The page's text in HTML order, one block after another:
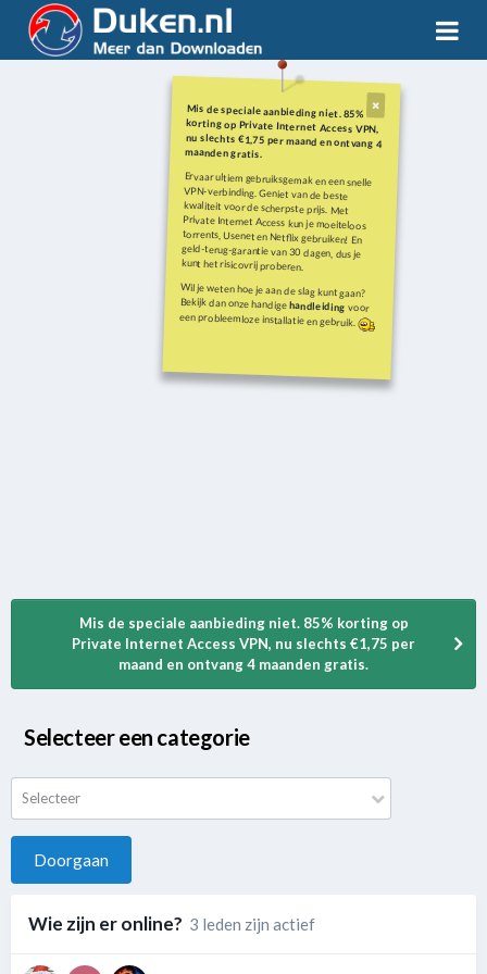
Mis de speciale aanbieding niet. 85%
korting op Private Internet Access VPN,
nu slechts €1,75 per maand en ontvang 4
maanden gratis.
Ervaar ultiem gebruiksgemak en een snelle
VPN-verbinding. Geniet van de beste
kwaliteit voor de scherpste prijs. Met
Private Internet Access kun je moeiteloos
torrents, Usenet en Netflix gebruiken! En
geld-terug-garantie van 30 dagen, dus je
kunt het risicovrij proberen.
Wil je weten hoe je aan de slag kunt gaan?
Bekijk dan onze handigehandleiding voor
een probleemloze installatie en gebruik.
Mis de speciale aanbieding niet. 85% korting op
Private Internet Access VPN, nu slechts €1,75 per
maand en ontvang 4 maanden gratis.
Selecteer een categorie
Selecteer
Doorgaan
Wie zijn er online? 3 leden zijn actief